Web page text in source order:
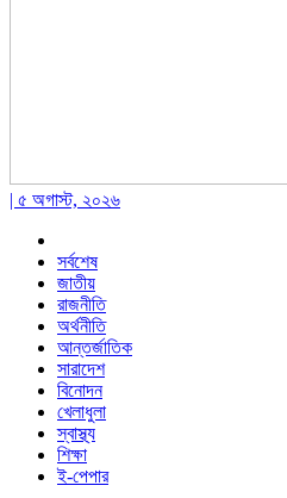
| ৫ অগাস্ট, ২০২৬
সর্বশেষ
জাতীয়
রাজনীতি
অর্থনীতি
আন্তর্জাতিক
সারাদেশ
বিনোদন
খেলাধুলা
স্বাস্থ্য
শিক্ষা
ই-পেপার